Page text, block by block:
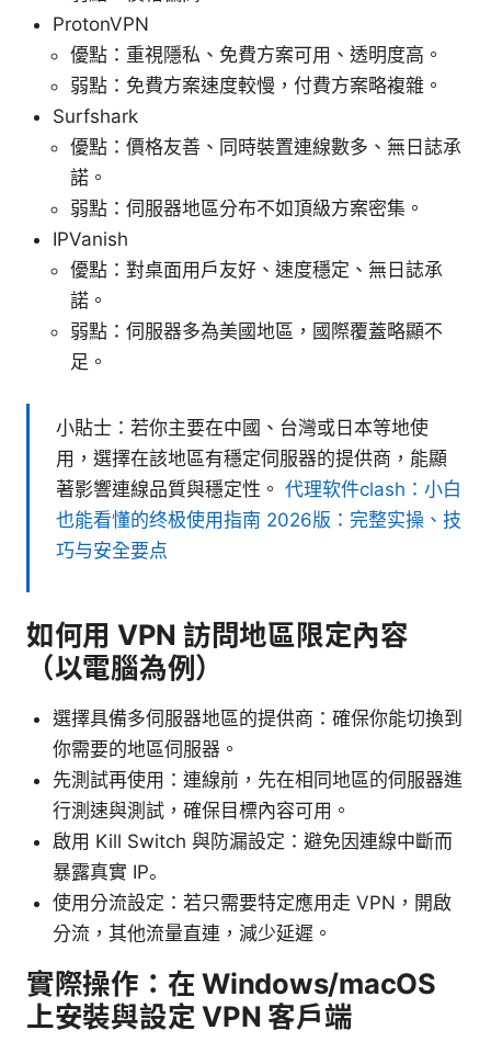
ProtonVPN
優點：重視隱私、免費方案可用、透明度高。
弱點：免費方案速度較慢，付費方案略複雜。
Surfshark
優點：價格友善、同時裝置連線數多、無日誌承
諾。
弱點：伺服器地區分布不如頂級方案密集。
IPVanish
優點：對桌面用戶友好、速度穩定、無日誌承
諾。
弱點：伺服器多為美國地區，國際覆蓋略顯不
足。
小貼士：若你主要在中國、台灣或日本等地使
用，選擇在該地區有穩定伺服器的提供商，能顯
著影響連線品質與穩定性。 代理软件clash：小白
也能看懂的终极使用指南 2026版：完整实操、技
巧与安全要点
如何用 VPN 訪問地區限定內容
（以電腦為例）
選擇具備多伺服器地區的提供商：確保你能切換到
你需要的地區伺服器。
先測試再使用：連線前，先在相同地區的伺服器進
行測速與測試，確保目標內容可用。
啟用 Kill Switch 與防漏設定：避免因連線中斷而
暴露真實 IP。
使用分流設定：若只需要特定應用走 VPN，開啟
分流，其他流量直連，減少延遲。
實際操作：在 Windows/macOS
上安裝與設定 VPN 客戶端